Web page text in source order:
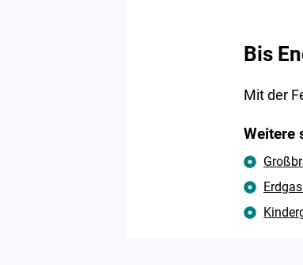
Bis
Mit der
Weitere